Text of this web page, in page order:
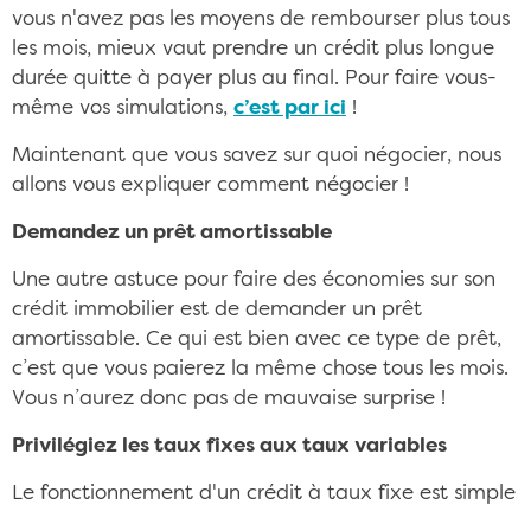
vous n'avez pas les moyens de rembourser plus tous
les mois, mieux vaut prendre un crédit plus longue
durée quitte à payer plus au final. Pour faire vous-
même vos simulations, c’est par ici !
Maintenant que vous savez sur quoi négocier, nous
allons vous expliquer comment négocier !
Demandez un prêt amortissable
Une autre astuce pour faire des économies sur son
crédit immobilier est de demander un prêt
amortissable. Ce qui est bien avec ce type de prêt,
c’est que vous paierez la même chose tous les mois.
Vous n’aurez donc pas de mauvaise surprise !
Privilégiez les taux fixes aux taux variables
Le fonctionnement d'un crédit à taux fixe est simple